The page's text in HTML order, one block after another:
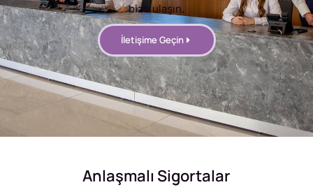
bize ulaşın.
İletişime Geçin
Anlaşmalı Sigortalar